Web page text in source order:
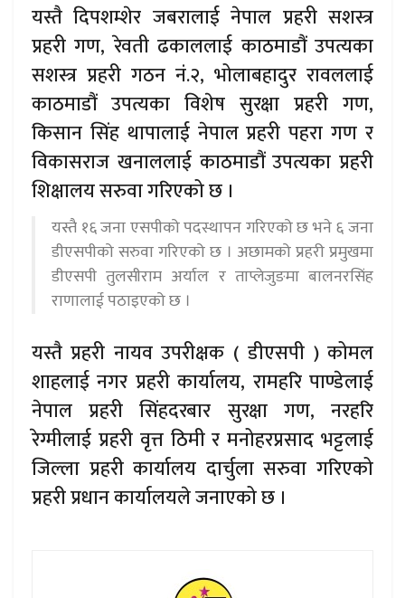
यस्तै दिपशम्शेर जबरालाई नेपाल प्रहरी सशस्त्र
प्रहरी गण, रेवती ढकाललाई काठमाडौं उपत्यका
सशस्त्र प्रहरी गठन नं.२, भोलाबहादुर रावललाई
काठमाडौं उपत्यका विशेष सुरक्षा प्रहरी गण,
किसान सिंह थापालाई नेपाल प्रहरी पहरा गण र
विकासराज खनाललाई काठमाडौं उपत्यका प्रहरी
शिक्षालय सरुवा गरिएको छ ।
यस्तै १६ जना एसपीको पदस्थापन गरिएको छ भने ६ जना
डीएसपीको सरुवा गरिएको छ । अछामको प्रहरी प्रमुखमा
डीएसपी तुलसीराम अर्याल र ताप्लेजुङमा बालनरसिंह
राणालाई पठाइएको छ ।
यस्तै प्रहरी नायव उपरीक्षक ( डीएसपी ) कोमल
शाहलाई नगर प्रहरी कार्यालय, रामहरि पाण्डेलाई
नेपाल प्रहरी सिंहदरबार सुरक्षा गण, नरहरि
रेग्मीलाई प्रहरी वृत्त ठिमी र मनोहरप्रसाद भट्टलाई
जिल्ला प्रहरी कार्यालय दार्चुला सरुवा गरिएको
प्रहरी प्रधान कार्यालयले जनाएको छ ।